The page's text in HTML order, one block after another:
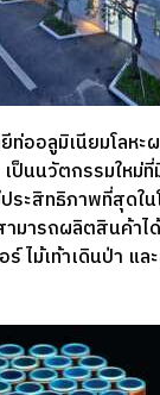
ยีท่ออลูมิเนียมโลห
เป็นนวัตกรรมให
ระสิทธิภาพที่สุดใน
มารถผลิตสินค้าไ
ร์ ไม้เท้าเดินป่า แ